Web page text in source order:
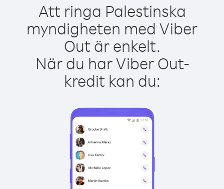
Att ringa Palestinska
myndigheten med Viber
Out är enkelt.
När du har Viber Out-
kredit kan du: